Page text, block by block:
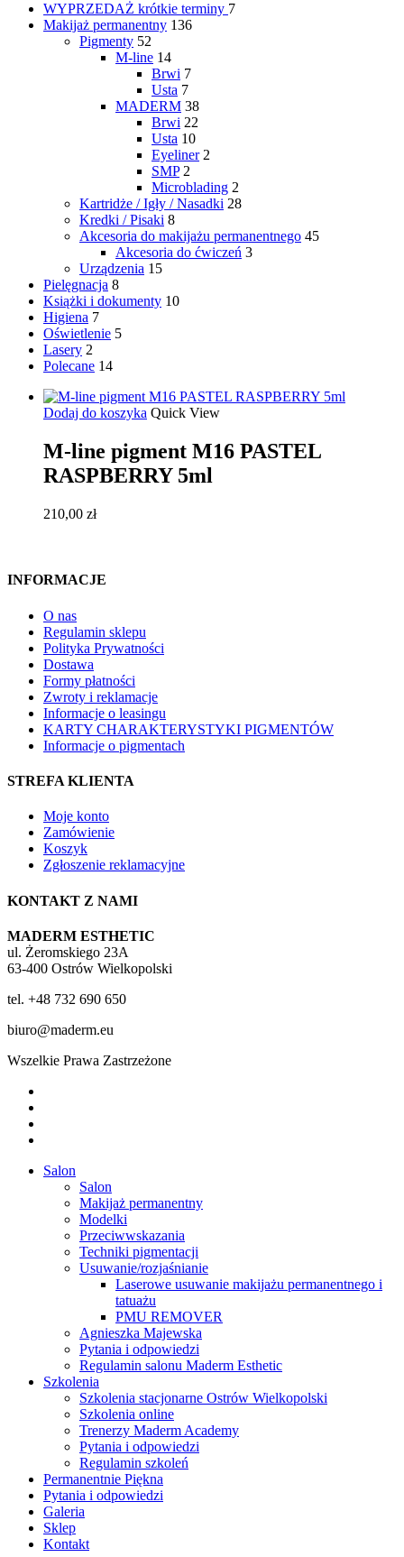
WYPRZEDAŻ krótkie terminy 7
Makijaż permanentny 136
Pigmenty 52
M-line 14
Brwi 7
Usta 7
MADERM 38
Brwi 22
Usta 10
Eyeliner 2
SMP 2
Microblading 2
Kartridże / Igły / Nasadki 28
Kredki / Pisaki 8
Akcesoria do makijażu permanentnego 45
Akcesoria do ćwiczeń 3
Urządzenia 15
Pielęgnacja 8
Książki i dokumenty 10
Higiena 7
Oświetlenie 5
Lasery 2
Polecane 14
Dodaj do koszyka Quick View
M-line pigment M16 PASTEL
RASPBERRY 5ml
210,00 zł
INFORMACJE
O nas
Regulamin sklepu
Polityka Prywatności
Dostawa
Formy płatności
Zwroty i reklamacje
Informacje o leasingu
KARTY CHARAKTERYSTYKI PIGMENTÓW
Informacje o pigmentach
STREFA KLIENTA
Moje konto
Zamówienie
Koszyk
Zgłoszenie reklamacyjne
KONTAKT Z NAMI
MADERM ESTHETIC
ul. Żeromskiego 23A
63-400 Ostrów Wielkopolski
tel. +48 732 690 650
biuro@maderm.eu
Wszelkie Prawa Zastrzeżone
Close
Salon
Salon
Makijaż permanentny
Modelki
Przeciwwskazania
Techniki pigmentacji
Usuwanie/rozjaśnianie
Laserowe usuwanie makijażu permanentnego i
tatuażu
PMU REMOVER
Agnieszka Majewska
Pytania i odpowiedzi
Regulamin salonu Maderm Esthetic
Szkolenia
Szkolenia stacjonarne Ostrów Wielkopolski
Szkolenia online
Trenerzy Maderm Academy
Pytania i odpowiedzi
Regulamin szkoleń
Permanentnie Piękna
Pytania i odpowiedzi
Galeria
Sklep
Kontakt